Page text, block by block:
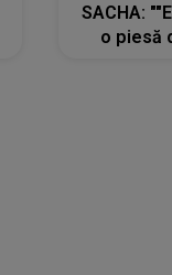
SACHA:
o piesă